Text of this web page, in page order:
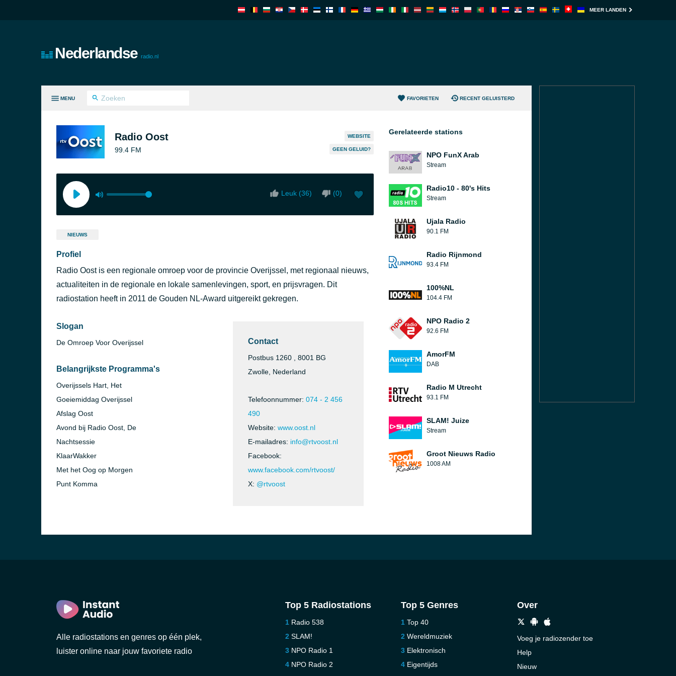
MEER LANDEN
Nederlandse radio.nl
MENU FAVORIETEN RECENT GELUISTERD
Radio Oost
99.4 FM
WEBSITE
GEEN GELUID?
Leuk (36) (0)
NIEUWS
Profiel
Radio Oost is een regionale omroep voor de provincie Overijssel, met regionaal nieuws,
actualiteiten in de regionale en lokale samenlevingen, sport, en prijsvragen. Dit
radiostation heeft in 2011 de Gouden NL-Award uitgereikt gekregen.
Slogan
De Omroep Voor Overijssel
Belangrijkste Programma's
Overijssels Hart, Het
Goeiemiddag Overijssel
Afslag Oost
Avond bij Radio Oost, De
Nachtsessie
KlaarWakker
Met het Oog op Morgen
Punt Komma
Contact
Postbus 1260 , 8001 BG
Zwolle, Nederland
Telefoonnummer: 074 - 2 456
490
Website: www.oost.nl
E-mailadres: info@rtvoost.nl
Facebook:
www.facebook.com/rtvoost/
X: @rtvoost
Gerelateerde stations
NPO FunX Arab
Stream
Radio10 - 80's Hits
Stream
Ujala Radio
90.1 FM
Radio Rijnmond
93.4 FM
100%NL
104.4 FM
NPO Radio 2
92.6 FM
AmorFM
DAB
Radio M Utrecht
93.1 FM
SLAM! Juize
Stream
Groot Nieuws Radio
1008 AM
Alle radiostations en genres op één plek,
luister online naar jouw favoriete radio
Top 5 Radiostations
Radio 538
SLAM!
NPO Radio 1
NPO Radio 2
Top 5 Genres
Top 40
Wereldmuziek
Elektronisch
Eigentijds
Over
Voeg je radiozender toe
Help
Nieuw